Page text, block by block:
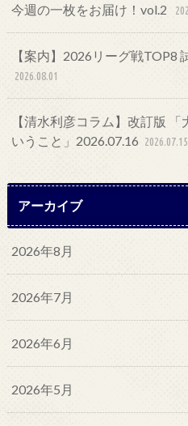
今週の一枚をお届け！vol.2
【案内】2026リーグ戦TOP8
2026.08.01
【清水利彦コラム】改訂版
いうこと」2026.07.16 2026.07.15
アーカイブ
2026年8月
2026年7月
2026年6月
2026年5月